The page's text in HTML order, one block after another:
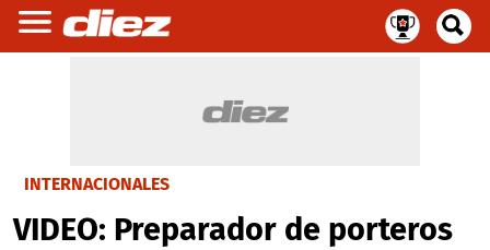
INTERNACIONALES
VIDEO: Preparador de porteros